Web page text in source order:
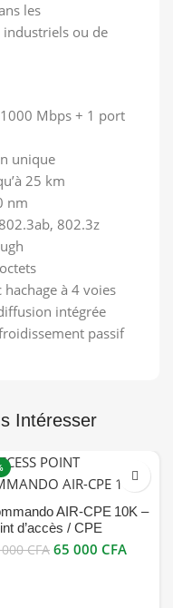
les
ou de
Mbps + 1 port
unique
25 km
nm
802.3z
à 4 voies
intégrée
passif
Intéresser
AIR‑CPE 10K –
d’accès / CPE
(300 Mbps, Omni
000CFA 65 000 CFA